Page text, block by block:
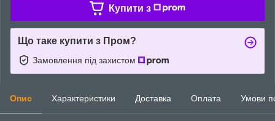
Купити з
Що таке купити з Пром?
Замовлення під захистом
Опис Характеристики Доставка Оплата Умови